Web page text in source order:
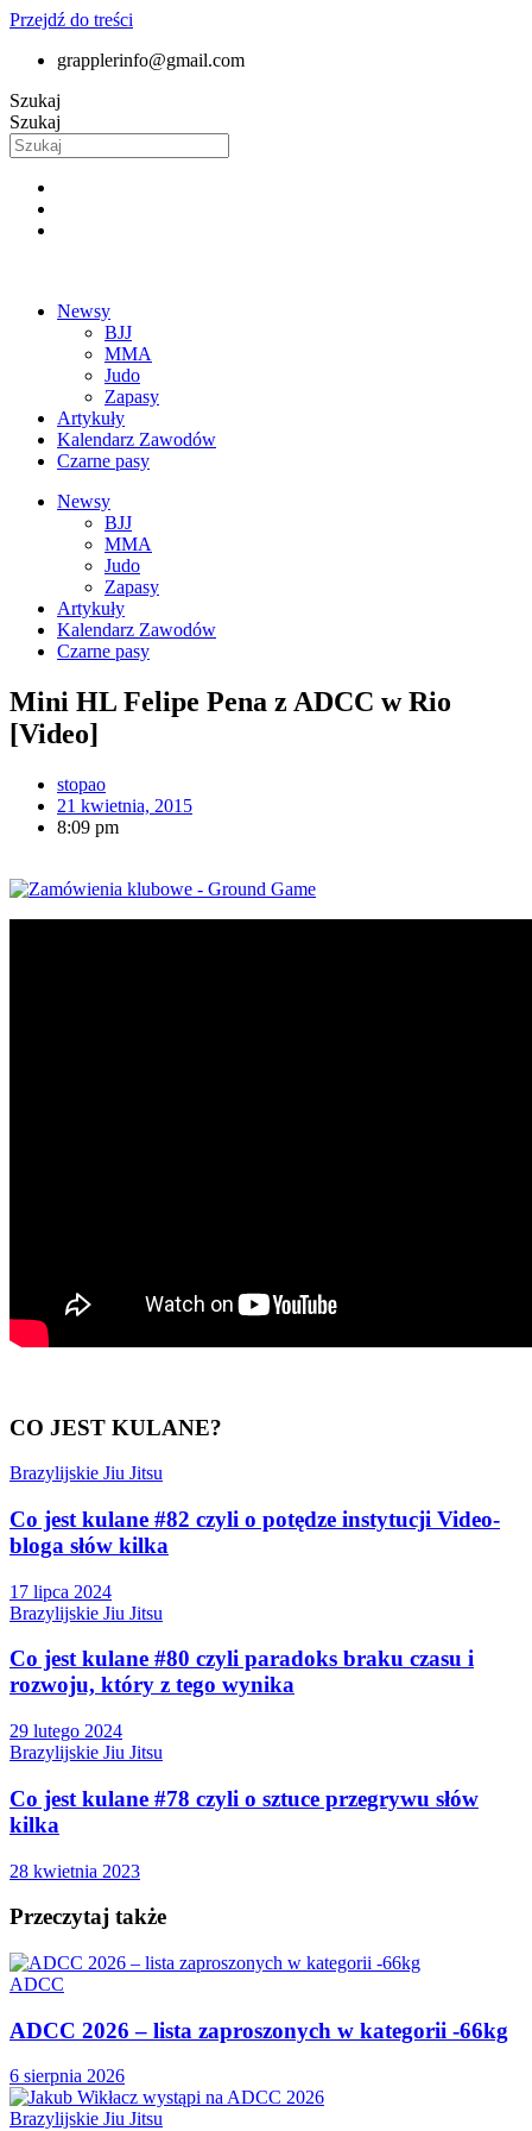
Przejdź do treści
grapplerinfo@gmail.com
Szukaj
Szukaj
Newsy
BJJ
MMA
Judo
Zapasy
Artykuły
Kalendarz Zawodów
Czarne pasy
Newsy
BJJ
MMA
Judo
Zapasy
Artykuły
Kalendarz Zawodów
Czarne pasy
Mini HL Felipe Pena z ADCC w Rio
[Video]
stopao
21 kwietnia, 2015
8:09 pm
CO JEST KULANE?
Brazylijskie Jiu Jitsu
Co jest kulane #82 czyli o potędze instytucji Video-
bloga słów kilka
17 lipca 2024
Brazylijskie Jiu Jitsu
Co jest kulane #80 czyli paradoks braku czasu i
rozwoju, który z tego wynika
29 lutego 2024
Brazylijskie Jiu Jitsu
Co jest kulane #78 czyli o sztuce przegrywu słów
kilka
28 kwietnia 2023
Przeczytaj także
ADCC
ADCC 2026 – lista zaproszonych w kategorii -66kg
6 sierpnia 2026
Brazylijskie Jiu Jitsu